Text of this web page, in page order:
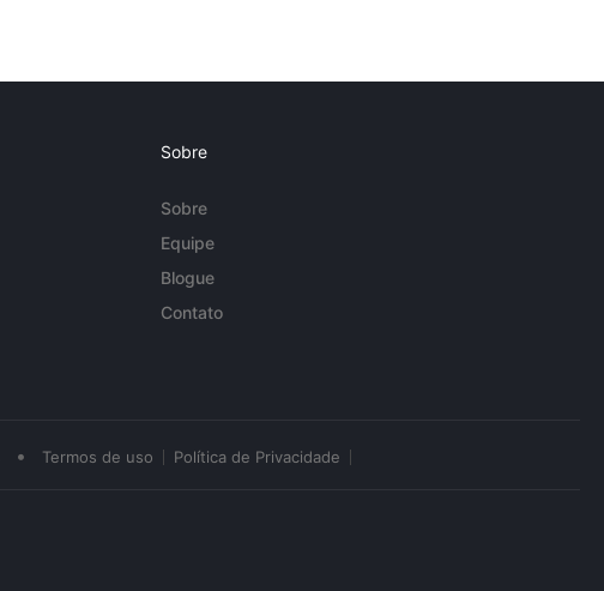
Sobre
Sobre
Equipe
Blogue
Contato
• Termos de uso Política de Privacidade